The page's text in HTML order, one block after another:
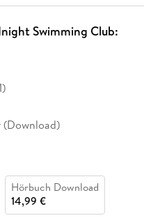
Swimming Club:
)
Hörbuch Download
14,99 €